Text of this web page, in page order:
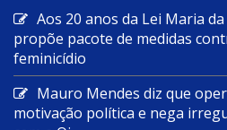
Aos 20 anos da Lei Maria
propõe pacote de medidas
feminicídio
Mauro Mendes diz que
motivação política e nega